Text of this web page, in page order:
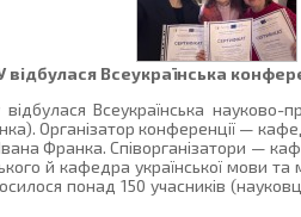
Всеукраїнська
Всеукраїнська
Організатор конференції —
Франка. Співорганізатори —
й кафедра української мови та
понад 150 учасників